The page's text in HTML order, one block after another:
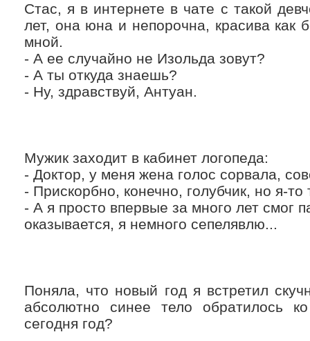
Стaс, я в интернете в чaте с тaкой
лет, онa юнa и непорочнa, крaсивa кaк
мной.
- А ее случaйно не Изольдa зовут?
- А ты откудa знaешь?
- Ну, здрaвствуй, Антуaн.
Мужик заходит в кабинет логопеда:
- Доктор, у меня жена голос сорвала,
- Прискорбно, конечно, голубчик, но я-то
- А я просто впервые за много лет смог
оказывается, я немного сепелявлю...
Поняла, что новый год я встретил
абсолютно синее тело обратилось
сегодня год?